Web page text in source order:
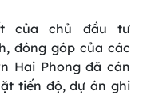
của chủ đầu tư
đóng góp của các
Hai Phong đã cán
tiến độ, dự án ghi